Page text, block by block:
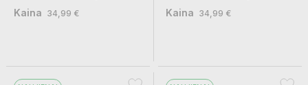
Kaina 34,99 € Kaina 34,99 €